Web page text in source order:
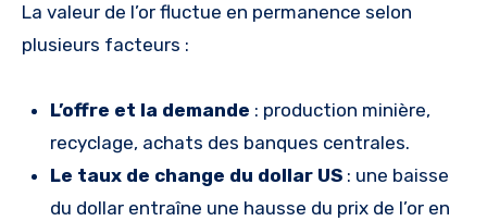
La valeur de l’or fluctue en permanence selon
plusieurs facteurs :
L’offre et la demande : production minière,
recyclage, achats des banques centrales.
Le taux de change du dollar US: une baisse
du dollar entraîne une hausse du prix de l’or en